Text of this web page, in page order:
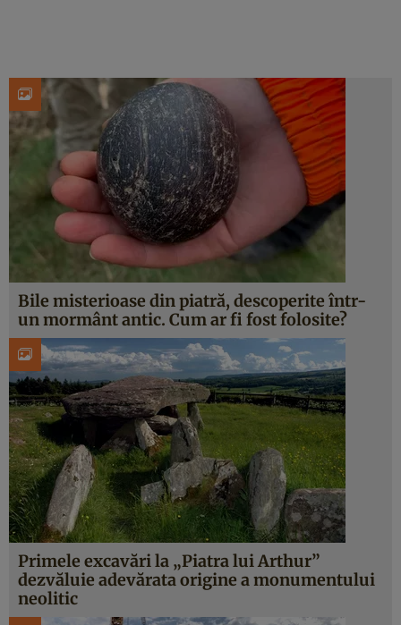
Bile misterioase din piatră, descoperite într-
un mormânt antic. Cum ar fi fost folosite?
Primele excavări la „Piatra lui Arthur”
dezvăluie adevărata origine a monumentului
neolitic